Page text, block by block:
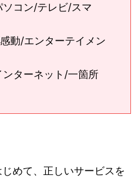
ソコン/テレビ/スマ
動/エンターテイメン
ターネット/一箇所
めて、正しいサービスを